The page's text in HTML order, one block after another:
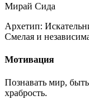
Мирай Сида
Архетип:
Смелая и
Мотивация
Познавать мир,
храбрость.